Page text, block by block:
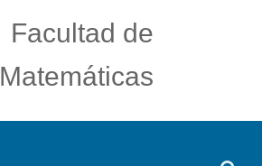
Facultad de
Matemáticas